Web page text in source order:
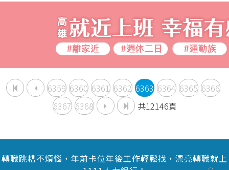
6359 6360 6361 6362 6363 6364 6365 6366
6367 6368 共12146頁
轉職跳槽不煩惱，年前卡位年後工作輕鬆找，漂亮轉職就上